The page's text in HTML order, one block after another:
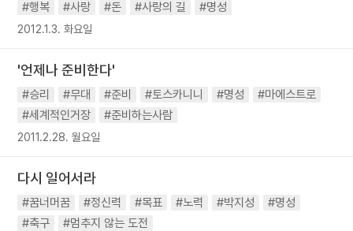
#행복 #사랑 #돈 #사랑의 길 #명성
2012.1.3. 화요일
'언제나 준비한다'
#승리 #무대 #준비 #토스카니니 #명성
#마에스트로
#세계적인거장
#준비하는사람
2011.2.28. 월요일
다시 일어서라
#꿈너머꿈 #정신력 #목표 #노력 #박지성
#명성
#축구
#멈추지 않는 도전